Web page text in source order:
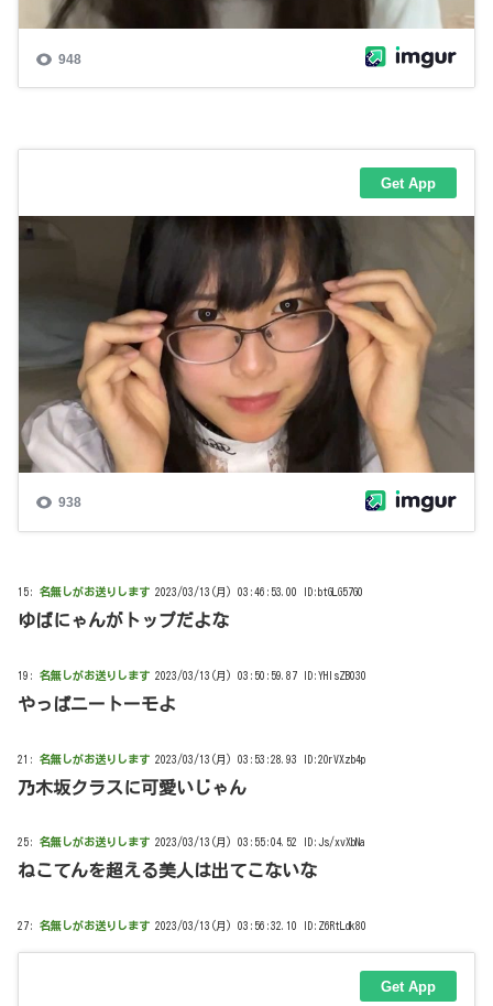
15: 名無しがお送りします 2023/03/13(月) 03:46:53.00 ID:btGLG57G0
ゆばにゃんがトップだよな
19: 名無しがお送りします 2023/03/13(月) 03:50:59.87 ID:YHlsZB030
やっぱニートーモよ
21: 名無しがお送りします 2023/03/13(月) 03:53:28.93 ID:2OrVXzb4p
乃木坂クラスに可愛いじゃん
25: 名無しがお送りします 2023/03/13(月) 03:55:04.52 ID:Js/xvXbNa
ねこてんを超える美人は出てこないな
27: 名無しがお送りします 2023/03/13(月) 03:56:32.10 ID:Z6RtLdk80